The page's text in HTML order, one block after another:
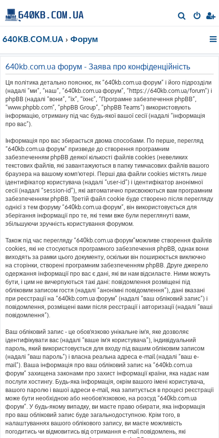
о
640KB.COM.UA Форум
640kb.com.ua форум - Заява про конфіденційність
Ця політика детально пояснює, як “640kb.com.ua форум” і його підрозділи
(надалі “ми”, “наш”, “640kb.com.ua форум”, “https://640kb.com.ua/forum”) і
phpBB (надалі “вони”, “їх”, “їхнє”, “Програмне забезпечення phpBB”,
“www.phpbb.com”, “phpBB Group”, “phpBB Teams”) використовують
інформацію, отриману під час будь-якої вашої сесії (надалі “інформація
про вас”).
Інформація про вас збирається двома способами. По перше, перегляд
“640kb.com.ua форум” призведе до створення програмним
забезпеченням phpBB деякої кількості файлів cookies (невеликих
текстових файлів, які завантажуються в папку тимчасових файлів вашого
браузера на вашому комп'ютері. Перші два файли cookies містять лише
ідентифікатор користувача (надалі “user-id”) і ідентифікатор анонімної
сесії (надалі “session-id”), які автоматично присвоюються вам програмним
забезпеченням phpBB. Третій файл cookie буде створено після перегляду
однієї з тем форуму “640kb.com.ua форум”, він використовується для
зберігання інформації про те, які теми вже були переглянуті вами,
збільшуючи зручність користування форумом.
Також під час перегляду “640kb.com.ua форум”можливе створення файлів
cookies, які не стосуються програмного забезпечення phpBB, однак вони
виходять за рамки цього документу, оскільки він поширюється виключно
на сторінки, створені програмним забезпеченням phpBB. Друге джерело
одержання інформації про вас є дані, які ви нам відсилаєте. Ними можуть
бути, і цим не вичерпуються такі дані: повідомлення розміщені під
обліковим записом гостя (надалі “анонімні повідомлення”), дані вказані
при реєстрації на “640kb.com.ua форум” (надалі “ваш обліковий запис”) і
повідомлення, розміщені вами після реєстрації і авторизації (надалі “ваші
повідомлення”).
Ваш обліковий запис - це обов'язково унікальне ім'я, яке дозволяє
ідентифікувати вас (надалі “ваше ім'я користувача”), індивідуальний
пароль, який використовується для входу під вашим обліковим записом
(надалі “ваш пароль”) і власна реальна адреса e-mail (надалі “ваш e-
mail”). Ваша інформація про ваш обліковий запис на “640kb.com.ua
форум” захищена законами про захист інформації країни, яка надає нам
послуги хостингу. Будь-яка інформація, окрім вашого імені користувача,
вашого паролю і вашої адреси e-mail, яка запитується в процесі реєстрації
може бути необхідною або необов'язковою, на розсуд “640kb.com.ua
форум”. У будь-якому випадку, ви маєте право обирати, яка інформація
про ваш обліковий запис буде загальнодоступною. Крім того, в
налаштуваннях вашого облікового запису, ви маєте можливість
погодитись чи відмовитись від отримання e-mail повідомлень, які